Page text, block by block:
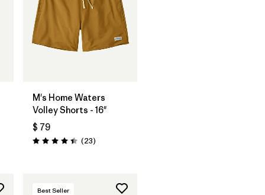
M's Home Waters
Volley Shorts - 16"
$ 79
Valoración: 4.4 / 5
(23Comentarios
)
Best Seller